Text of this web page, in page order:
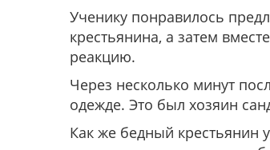
Ученику понравилось
крестьянина, а затем
реакцию.
Через несколько минут
одежде. Это был хозяин
Как же бедный крестьянин